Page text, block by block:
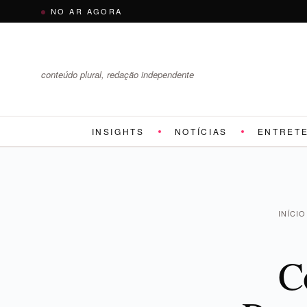
para
NO AR AGORA
conteúdo plural, redação independente
INSIGHTS NOTÍCIAS
INÍCIO